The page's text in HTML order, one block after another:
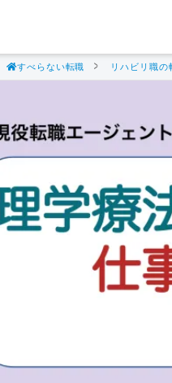
すべらない転職 リハビリ職の